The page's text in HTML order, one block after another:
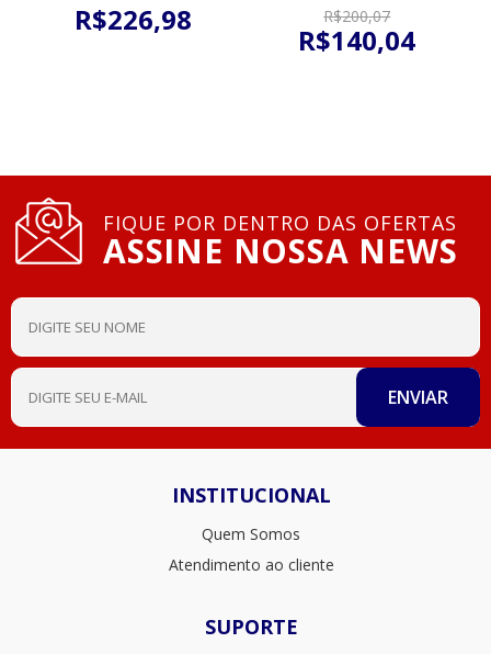
R$226,98 R$200,07
R$140,04
FIQUE POR DENTRO DAS OFERTAS
ASSINE NOSSA NEWS
INSTITUCIONAL
Quem Somos
Atendimento ao cliente
SUPORTE